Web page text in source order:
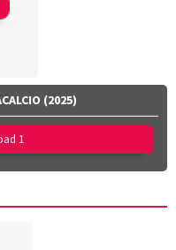
,
,
(2025)
1